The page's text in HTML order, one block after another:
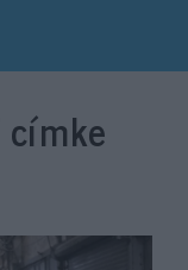
címke